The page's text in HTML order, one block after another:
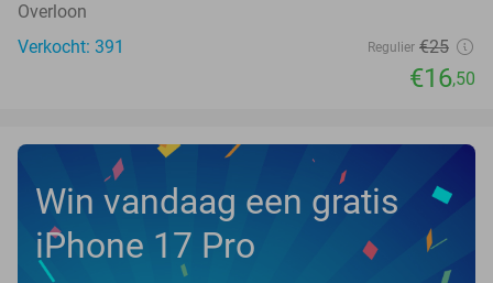
Overloon
Verkocht: 391
Regulier €25
€16,50
Win vandaag een gratis
iPhone 17 Pro